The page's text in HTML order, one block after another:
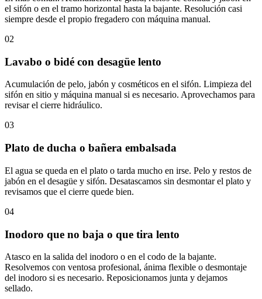
el sifón o en el tramo horizontal hasta la bajante. Resolución casi
siempre desde el propio fregadero con máquina manual.
02
Lavabo o bidé con desagüe lento
Acumulación de pelo, jabón y cosméticos en el sifón. Limpieza del
sifón en sitio y máquina manual si es necesario. Aprovechamos para
revisar el cierre hidráulico.
03
Plato de ducha o bañera embalsada
El agua se queda en el plato o tarda mucho en irse. Pelo y restos de
jabón en el desagüe y sifón. Desatascamos sin desmontar el plato y
revisamos que el cierre quede bien.
04
Inodoro que no baja o que tira lento
Atasco en la salida del inodoro o en el codo de la bajante.
Resolvemos con ventosa profesional, ánima flexible o desmontaje
del inodoro si es necesario. Reposicionamos junta y dejamos
sellado.